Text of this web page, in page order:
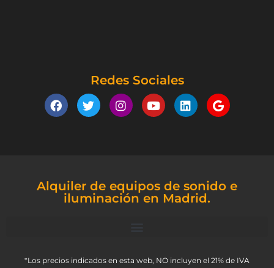
Redes Sociales
Alquiler de equipos de sonido e
iluminación en Madrid.
*Los precios indicados en esta web, NO incluyen el 21% de IVA